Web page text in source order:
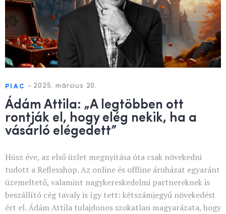
PIAC - 2025. március 20.
Ádám Attila: „A legtöbben ott
rontják el, hogy elég nekik, ha a
vásárló elégedett”
Húsz éve, az első üzlet megnyitása óta csak növekedni
tudott a Reflexshop. Az online és offline áruházat egyaránt
üzemeltető, valamint nagykereskedelmi partnereknek is
beszállító cég tavaly is így tett: kétszámjegyű növekedést
ért el. Ádám Attila tulajdonos szokatlan magyarázata, hogy